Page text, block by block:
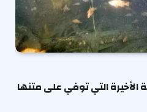
التي توفي على متنها